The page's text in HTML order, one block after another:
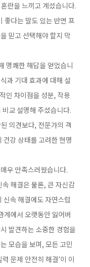
란을 느끼고 계셨습니다.
좋다는 말도 있는 반면 프
믿고 선택해야 할지 막
명쾌한 해답을 얻었습니
과 기대 효과에 대해 설
인 차이점을 성분, 작용
교 설명해 주셨습니다.
의견보다, 전문가의 객
건강 상태를 고려한 현명
우 만족스러웠습니다.
해결은 물론, 큰 자신감
신속 해결에도 자연스럽
계에서 오랫동안 잃어버
발견하는 소중한 경험을
모습을 보며, 모든 고민
문제 안전히 해결’이 이